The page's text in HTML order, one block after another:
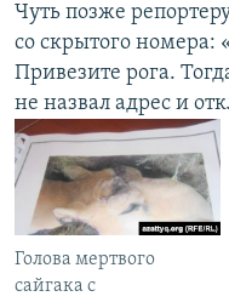
Чуть позже
со скрытого номера:
Привезите рога.
не назвал адрес и
Голова мертвого
сайгака с